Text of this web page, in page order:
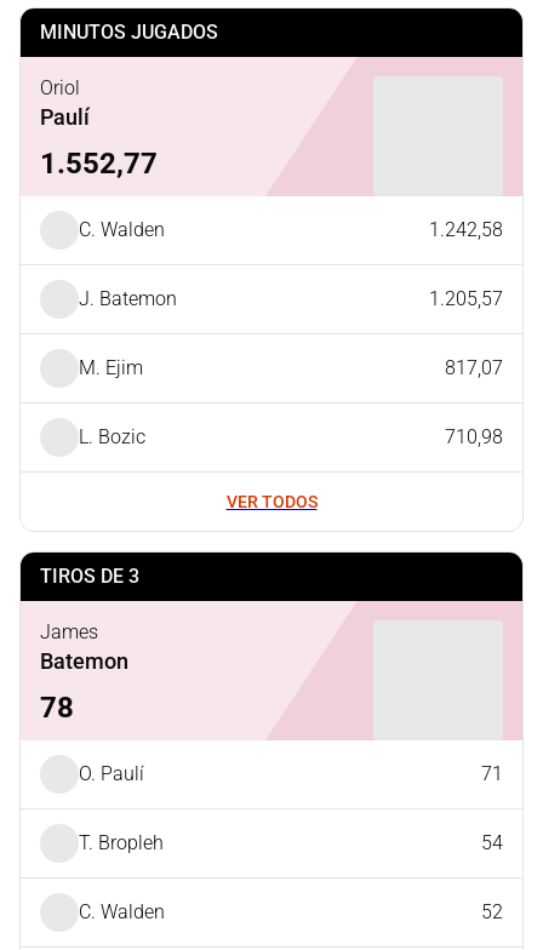
MINUTOS JUGADOS
Oriol
Paulí
1.552,77
C. Walden 1.242,58
J. Batemon 1.205,57
M. Ejim 817,07
L. Bozic 710,98
VER TODOS
TIROS DE 3
James
Batemon
78
O. Paulí 71
T. Bropleh 54
C. Walden 52